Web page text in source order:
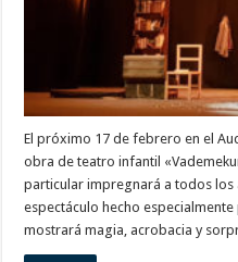
El próximo 17 de febrero en el
obra de teatro infantil
particular impregnará a todos los
espectáculo hecho especialmente
mostrará magia, acrobacia y